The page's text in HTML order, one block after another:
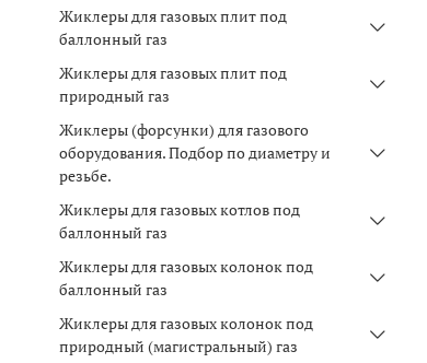
Жиклеры для газовых плит под
баллонный газ
Жиклеры для газовых плит под
природный газ
Жиклеры (форсунки) для газового
оборудования. Подбор по диаметру и
резьбе.
Жиклеры для газовых котлов под
баллонный газ
Жиклеры для газовых колонок под
баллонный газ
Жиклеры для газовых колонок под
природный (магистральный) газ